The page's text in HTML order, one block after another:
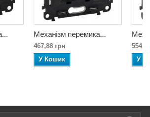
Механізм перемика...
467,88 грн
У Кошик
У